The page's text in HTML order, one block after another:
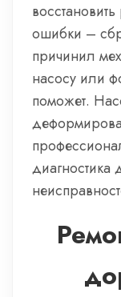
ошибки –
причинил
насосу или
поможет.
диагностика